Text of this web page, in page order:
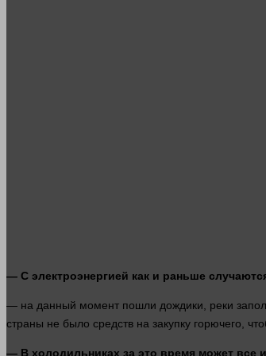
— С электроэнергией как и раньше
— на данный момент пошли дождики, реки
страны не было средств на закупку горючего,
— В холодильниках за это время может все